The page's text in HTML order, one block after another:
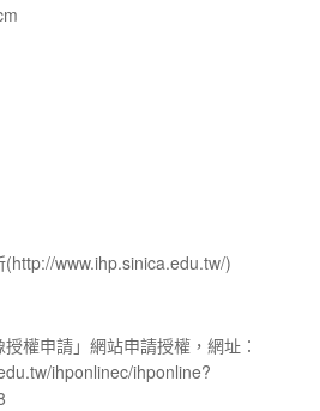
www.ihp.sinica.edu.tw/)
權申請」網站申請授權，網址：
ihponlinec/ihponline?